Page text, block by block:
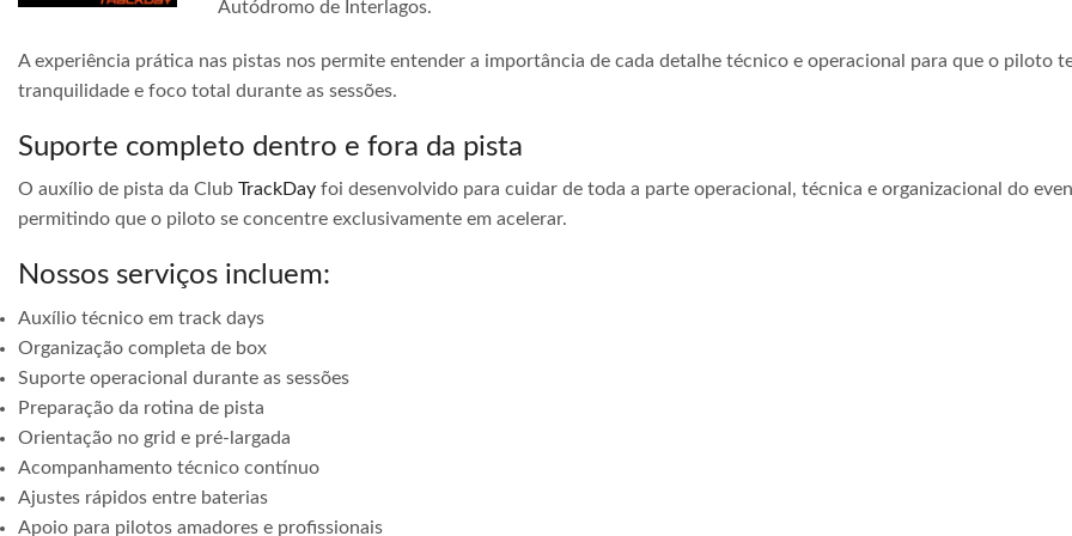
Autódromo de Interlagos.
A experiência prática nas pistas nos permite entender a importância de cada detalhe técnico e operacional para que o piloto
tranquilidade e foco total durante as sessões.
Suporte completo dentro e fora da pista
O auxílio de pista da Club TrackDay foi desenvolvido para cuidar de toda a parte operacional, técnica e organizacional do
permitindo que o piloto se concentre exclusivamente em acelerar.
Nossos serviços incluem:
Auxílio técnico em track days
Organização completa de box
Suporte operacional durante as sessões
Preparação da rotina de pista
Orientação no grid e pré-largada
Acompanhamento técnico contínuo
Ajustes rápidos entre baterias
Apoio para pilotos amadores e profissionais